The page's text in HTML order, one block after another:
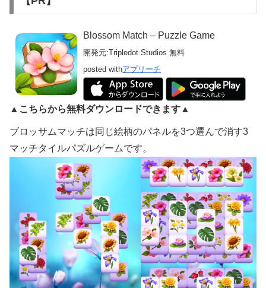
Blossom Match – Puzzle Game
開発元:Tripledot Studios 無料
posted withアプリーチ
▲こちらから無料ダウンロードできます▲
ブロッサムマッチは同じ絵柄のパネルを3つ選んで消す3
マッチタイルパズルゲームです。